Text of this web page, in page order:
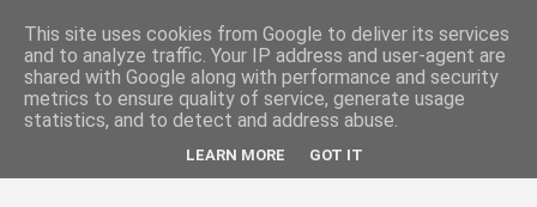
This site uses cookies from Google to deliver its services
and to analyze traffic. Your IP address and user-agent are
shared with Google along with performance and security
metrics to ensure quality of service, generate usage
statistics, and to detect and address abuse.
LEARN MORE GOT IT